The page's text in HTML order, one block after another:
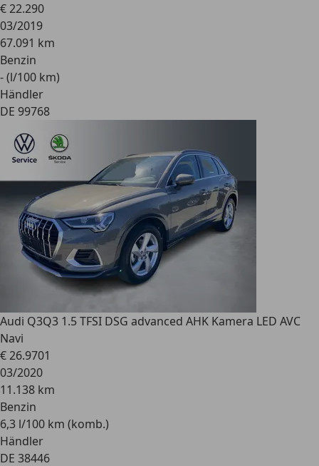
€ 22.290
03/2019
67.091 km
Benzin
- (l/100 km)
Händler
DE 99768
Audi Q3Q3 1.5 TFSI DSG advanced AHK Kamera LED AVC
Navi
€ 26.9701
03/2020
11.138 km
Benzin
6,3 l/100 km (komb.)
Händler
DE 38446